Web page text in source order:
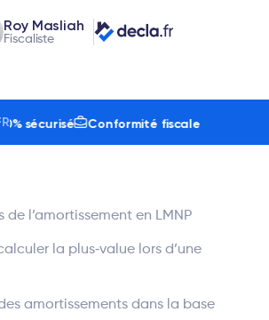
Roy Masliah
Fiscaliste
sécurisé Conformité fiscale
de l’amortissement en LMNP
la plus‐value lors d’une
amortissements dans la base